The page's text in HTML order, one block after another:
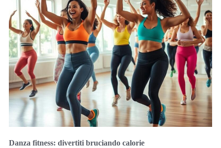
Danza fitness: divertiti bruciando calorie